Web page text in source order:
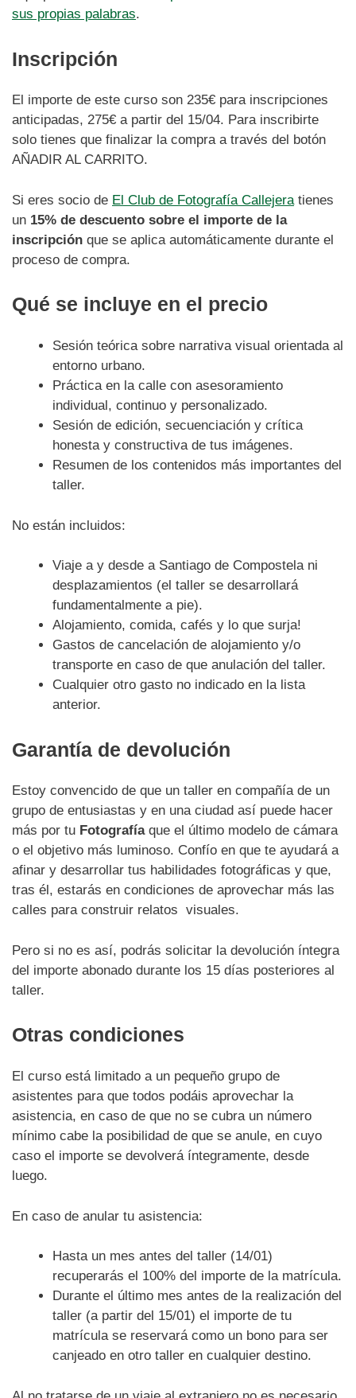
sus propias palabras.
Inscripción
El importe de este curso son 235€ para inscripciones
anticipadas, 275€ a partir del 15/04. Para inscribirte
solo tienes que finalizar la compra a través del botón
AÑADIR AL CARRITO.
Si eres socio de El Club de Fotografía Callejeratienes
un 15% de descuento sobre el importe de la
inscripción que se aplica automáticamente durante el
proceso de compra.
Qué se incluye en el precio
Sesión teórica sobre narrativa visual orientada al
entorno urbano.
Práctica en la calle con asesoramiento
individual, continuo y personalizado.
Sesión de edición, secuenciación y crítica
honesta y constructiva de tus imágenes.
Resumen de los contenidos más importantes del
taller.
No están incluidos:
Viaje a y desde a Santiago de Compostela ni
desplazamientos (el taller se desarrollará
fundamentalmente a pie).
Alojamiento, comida, cafés y lo que surja!
Gastos de cancelación de alojamiento y/o
transporte en caso de que anulación del taller.
Cualquier otro gasto no indicado en la lista
anterior.
Garantía de devolución
Estoy convencido de que un taller en compañía de un
grupo de entusiastas y en una ciudad así puede hacer
más por tu Fotografíaque el último modelo de cámara
o el objetivo más luminoso. Confío en que te ayudará a
afinar y desarrollar tus habilidades fotográficas y que,
tras él, estarás en condiciones de aprovechar más las
calles para construir relatos visuales.
Pero si no es así, podrás solicitar la devolución íntegra
del importe abonado durante los 15 días posteriores al
taller.
Otras condiciones
El curso está limitado a un pequeño grupo de
asistentes para que todos podáis aprovechar la
asistencia, en caso de que no se cubra un número
mínimo cabe la posibilidad de que se anule, en cuyo
caso el importe se devolverá íntegramente, desde
luego.
En caso de anular tu asistencia:
Hasta un mes antes del taller (14/01)
recuperarás el 100% del importe de la matrícula.
Durante el último mes antes de la realización del
taller (a partir del 15/01) el importe de tu
matrícula se reservará como un bono para ser
canjeado en otro taller en cualquier destino.